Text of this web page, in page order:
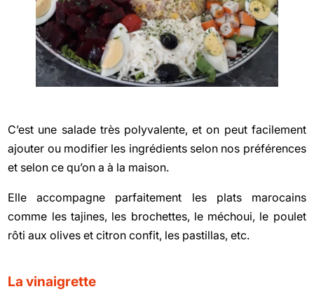
C’est une salade très polyvalente, et on peut facilement
ajouter ou modifier les ingrédients selon nos préférences
et selon ce qu’on a à la maison.
Elle accompagne parfaitement les plats marocains
comme les tajines, les brochettes, le méchoui, le poulet
rôti aux olives et citron confit, les pastillas, etc.
La vinaigrette